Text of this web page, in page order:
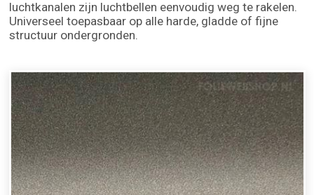
luchtkanalen zijn luchtbellen eenvoudig weg te rakelen.
Universeel toepasbaar op alle harde, gladde of fijne
structuur ondergronden.